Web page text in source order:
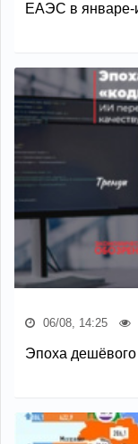
ЕАЭС в январе-
06/08, 14:25
Эпоха дешёвого